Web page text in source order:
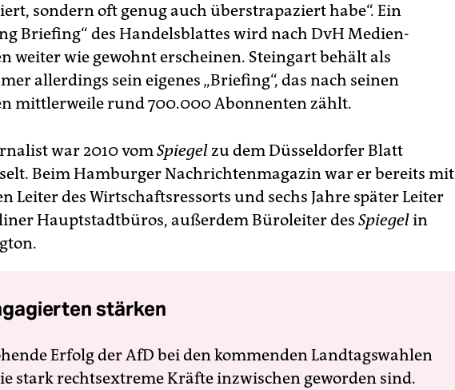
sondern oft genug auch überstrapaziert habe“. Ein
Briefing“ des Handelsblattes wird nach DvH Medien-
weiter wie gewohnt erscheinen. Steingart behält als
allerdings sein eigenes „Briefing“, das nach seinen
mittlerweile rund 700.000 Abonnenten zählt.
war 2010 vomSpiegel zu dem Düsseldorfer Blatt
Beim Hamburger Nachrichtenmagazin war er bereits mit
Leiter des Wirtschaftsressorts und sechs Jahre später Leiter
Hauptstadtbüros, außerdem Büroleiter des Spiegelin
stärken
Erfolg der AfD bei den kommenden Landtagswahlen
stark rechtsextreme Kräfte inzwischen geworden sind.